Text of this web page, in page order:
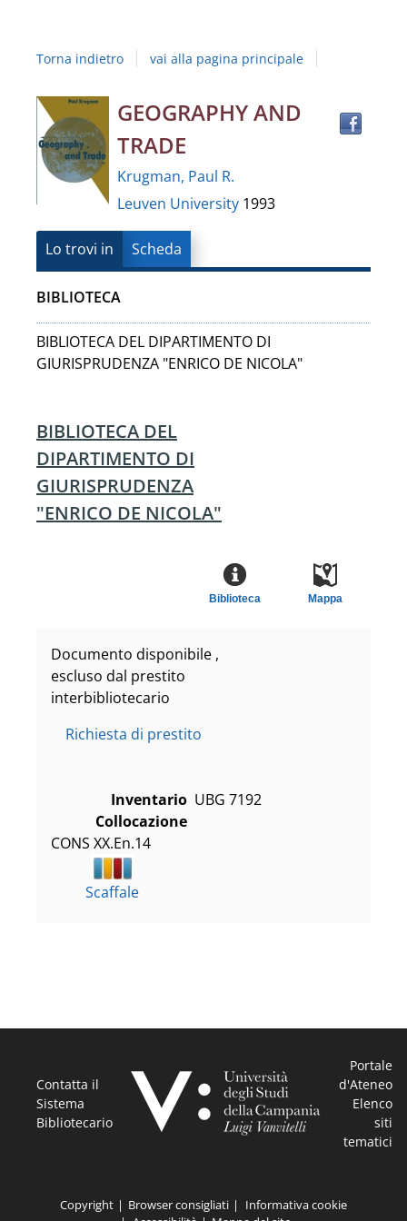
Campania
"Luigi
Vanvitelli"
Torna indietro vai alla pagina principale
Dettaglio
del
documento
GEOGRAPHY AND
TRADE
Krugman, Paul R.
Leuven University 1993
Lo trovi in Scheda
BIBLIOTECA
BIBLIOTECA DEL DIPARTIMENTO DI
GIURISPRUDENZA "ENRICO DE NICOLA"
BIBLIOTECA DEL
DIPARTIMENTO DI
GIURISPRUDENZA
"ENRICO DE NICOLA"
Mappa
Biblioteca
Documento disponibile ,
escluso dal prestito
interbibliotecario
Richiesta di prestito
Inventario UBG 7192
Collocazione
CONS XX.En.14
Scaffale
Contatta il
Sistema
Bibliotecario
Portale
d'Ateneo
Elenco
siti
tematici
Copyright Browser consigliati
Informativa cookie